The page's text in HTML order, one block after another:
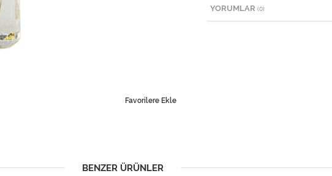
Favorilere Ekle
YORUMLAR (0)
BENZER ÜRÜNLER